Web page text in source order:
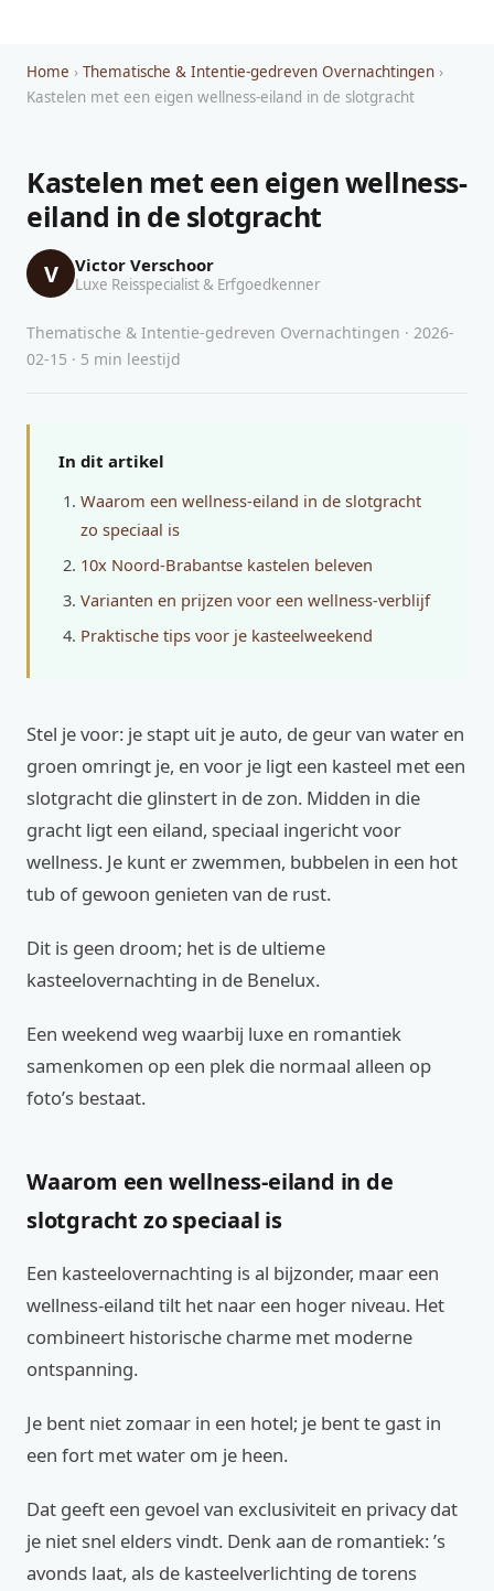
Home › Thematische & Intentie-gedreven Overnachtingen ›
Kastelen met een eigen wellness-eiland in de slotgracht
Kastelen met een eigen wellness-
eiland in de slotgracht
V Victor Verschoor
Luxe Reisspecialist & Erfgoedkenner
Thematische & Intentie-gedreven Overnachtingen · 2026-
02-15 · 5 min leestijd
In dit artikel
Waarom een wellness-eiland in de slotgracht
zo speciaal is
10x Noord-Brabantse kastelen beleven
Varianten en prijzen voor een wellness-verblijf
Praktische tips voor je kasteelweekend
Stel je voor: je stapt uit je auto, de geur van water en
groen omringt je, en voor je ligt een kasteel met een
slotgracht die glinstert in de zon. Midden in die
gracht ligt een eiland, speciaal ingericht voor
wellness. Je kunt er zwemmen, bubbelen in een hot
tub of gewoon genieten van de rust.
Dit is geen droom; het is de ultieme
kasteelovernachting in de Benelux.
Een weekend weg waarbij luxe en romantiek
samenkomen op een plek die normaal alleen op
foto’s bestaat.
Waarom een wellness-eiland in de
slotgracht zo speciaal is
Een kasteelovernachting is al bijzonder, maar een
wellness-eiland tilt het naar een hoger niveau. Het
combineert historische charme met moderne
ontspanning.
Je bent niet zomaar in een hotel; je bent te gast in
een fort met water om je heen.
Dat geeft een gevoel van exclusiviteit en privacy dat
je niet snel elders vindt. Denk aan de romantiek: ’s
avonds laat, als de kasteelverlichting de torens